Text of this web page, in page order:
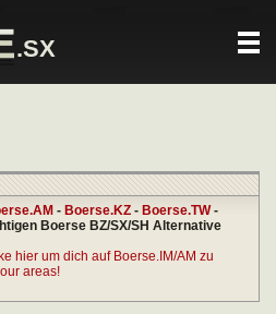
.SX
- Boerse.KZ - Boerse.TW-
Boerse BZ/SX/SH Alternative
hier um dich auf Boerse.IM/AM zu
areas!